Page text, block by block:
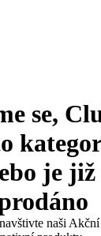
se,
je již
naši